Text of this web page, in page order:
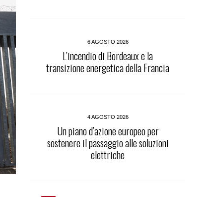
6 AGOSTO 2026
L’incendio di Bordeaux e la
transizione energetica della Francia
4 AGOSTO 2026
Un piano d’azione europeo per
sostenere il passaggio alle soluzioni
elettriche